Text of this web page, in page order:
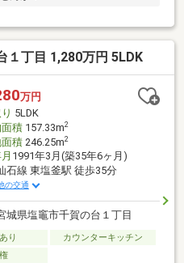
１丁目 1,280万円 5LDK
万円
5LDK
積157.33m2
積246.25m2
1991年3月(築35年6ヶ月)
石線 東塩釜駅 徒歩35分
の交通
城県塩竈市千賀の台１丁目
り
カウンターキッチン